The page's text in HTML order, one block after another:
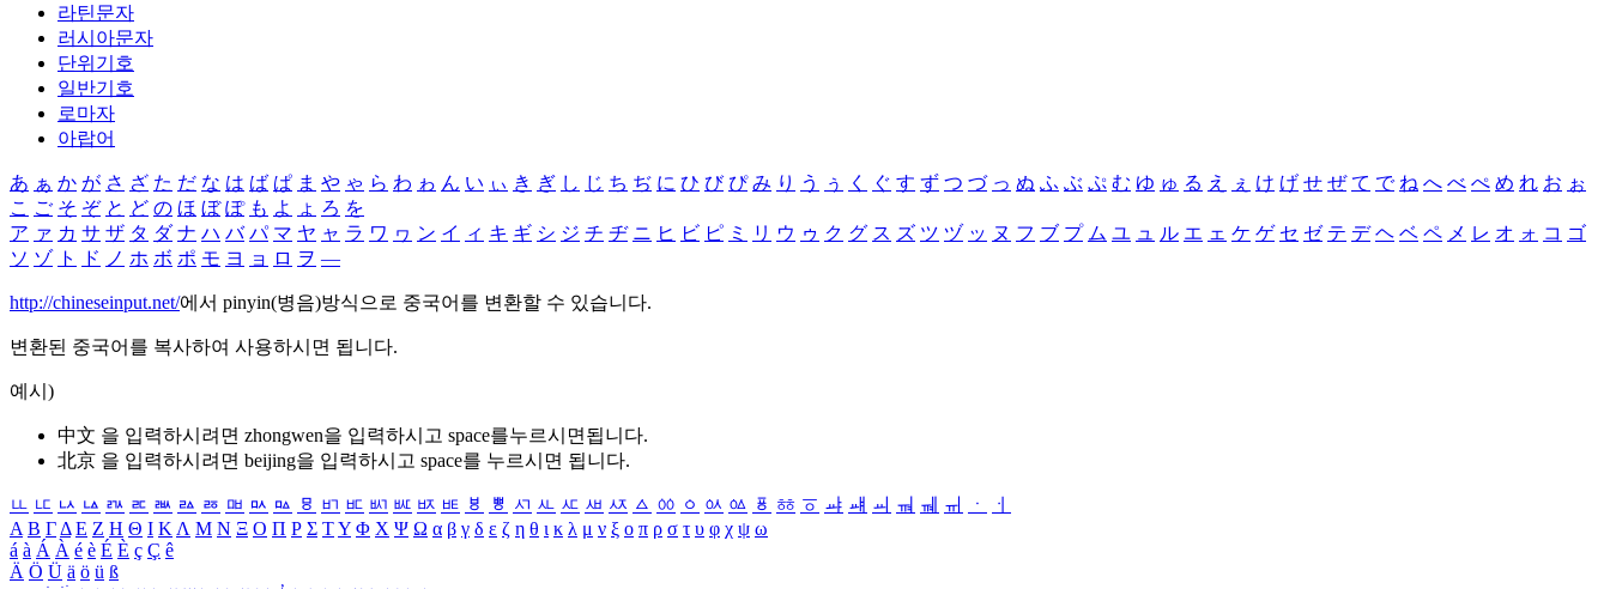
라틴문자
러시아문자
단위기호
일반기호
로마자
아랍어
あ ぁ か が さ ざ た だ な は ば ぱ ま や ゃ ら わ ゎ ん い ぃ き ぎ し じ ち ぢ に ひ び ぴ み り う ぅ く ぐ す ず つ づ っ ぬ ふ ぶ ぷ む ゆ ゅ る え ぇ け げ せ ぜ て で ね へ べ ぺ め れ お ぉ
こ ご そ ぞ と ど の ほ ぼ ぽ も よ ょ ろ を
ア ァ カ サ ザ タ ダ ナ ハ バ パ マ ヤ ャ ラ ワ ヮ ン イ ィ キ ギ シ ジ チ ヂ ニ ヒ ビ ピ ミ リ ウ ゥ ク グ ス ズ ツ ヅ ッ ヌ フ ブ プ ム ユ ュ ル エ ェ ケ ゲ セ ゼ テ デ ヘ ベ ペ メ レ オ ォ コ ゴ
ソ ゾ ト ド ノ ホ ボ ポ モ ヨ ョ ロ ヲ ―
http://chineseinput.net/에서 pinyin(병음)방식으로 중국어를 변환할 수 있습니다.
변환된 중국어를 복사하여 사용하시면 됩니다.
예시)
中文 을 입력하시려면 zhongwen을 입력하시고 space를누르시면됩니다.
北京 을 입력하시려면 beijing을 입력하시고 space를 누르시면 됩니다.
ㅥ ㅦ ㅧ ㅨ ㅩ ㅪ ㅫ ㅬ ㅭ ㅮ ㅯ ㅰ ㅱ ㅲ ㅳ ㅴ ㅵ ㅶ ㅷ ㅸ ㅹ ㅺ ㅻ ㅼ ㅽ ㅾ ㅿ ㆀ ㆁ ㆂ ㆃ ㆄ ㆅ ㆆ ㆇ ㆈ ㆉ ㆊ ㆋ ㆌ ㆍ
ㆎ
Α Β ΓΔ Ε Ζ Η Θ Ι ΚΛ Μ Ν Ξ Ο Π Ρ Σ ΤΥ Φ Χ Ψ Ω α β γ δ ε ζ η θ ι κ λ μ ν ξ ο π ρ σ τ υ φ χ ψ ω
á à Á À é è É È ç Ç ê
Ä Ö Ü ä ö ü ß